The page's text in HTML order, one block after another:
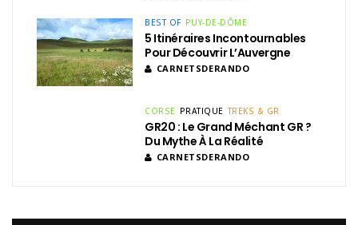
BEST OF PUY-DE-DÔME
5 Itinéraires Incontournables
Pour Découvrir L’Auvergne
CARNETSDERANDO
CORSE PRATIQUE TREKS & GR
GR20 : Le Grand Méchant GR ?
Du Mythe À La Réalité
CARNETSDERANDO